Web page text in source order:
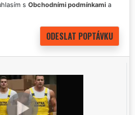
s Obchodními podmínkami a